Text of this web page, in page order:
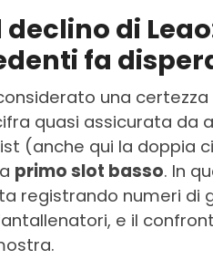
di
fa
una
quasi assicurata da
(anche qui la doppia
primo slot basso. In
registrando numeri di
e il